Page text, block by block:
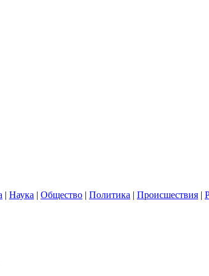
| Наука | Общество | Политика | Происшествия |